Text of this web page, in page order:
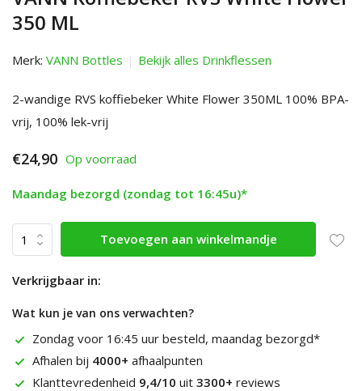
350 ML
Merk: VANN Bottles Bekijk alles Drinkflessen
2-wandige RVS koffiebeker White Flower 350ML 100% BPA-
vrij, 100% lek-vrij
€24,90 Op voorraad
Maandag bezorgd (zondag tot 16:45u)*
Toevoegen aan winkelmandje
Verkrijgbaar in:
Wat kun je van ons verwachten?
Zondag voor 16:45 uur besteld, maandag bezorgd*
Afhalen bij 4000+ afhaalpunten
Klanttevredenheid 9,4/10 uit 3300+ reviews